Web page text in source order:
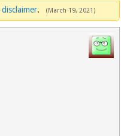
disclaimer. (March 19, 2021)